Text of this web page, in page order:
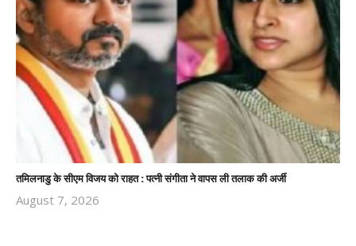
तमिलनाडु के सीएम विजय को राहत : पत्नी संगीता ने वापस ली तलाक की अर्जी
August 7, 2026